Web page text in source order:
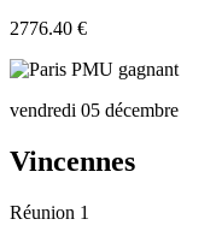
2776.40 €
vendredi 05 décembre
Vincennes
Réunion 1